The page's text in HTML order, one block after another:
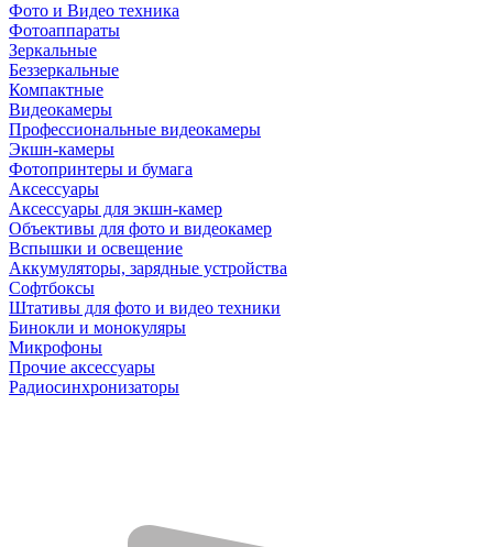
Фото и Видео техника
Фотоаппараты
Зеркальные
Беззеркальные
Компактные
Видеокамеры
Профессиональные видеокамеры
Экшн-камеры
Фотопринтеры и бумага
Аксессуары
Аксессуары для экшн-камер
Объективы для фото и видеокамер
Вспышки и освещение
Аккумуляторы, зарядные устройства
Софтбоксы
Штативы для фото и видео техники
Бинокли и монокуляры
Микрофоны
Прочие аксессуары
Радиосинхронизаторы